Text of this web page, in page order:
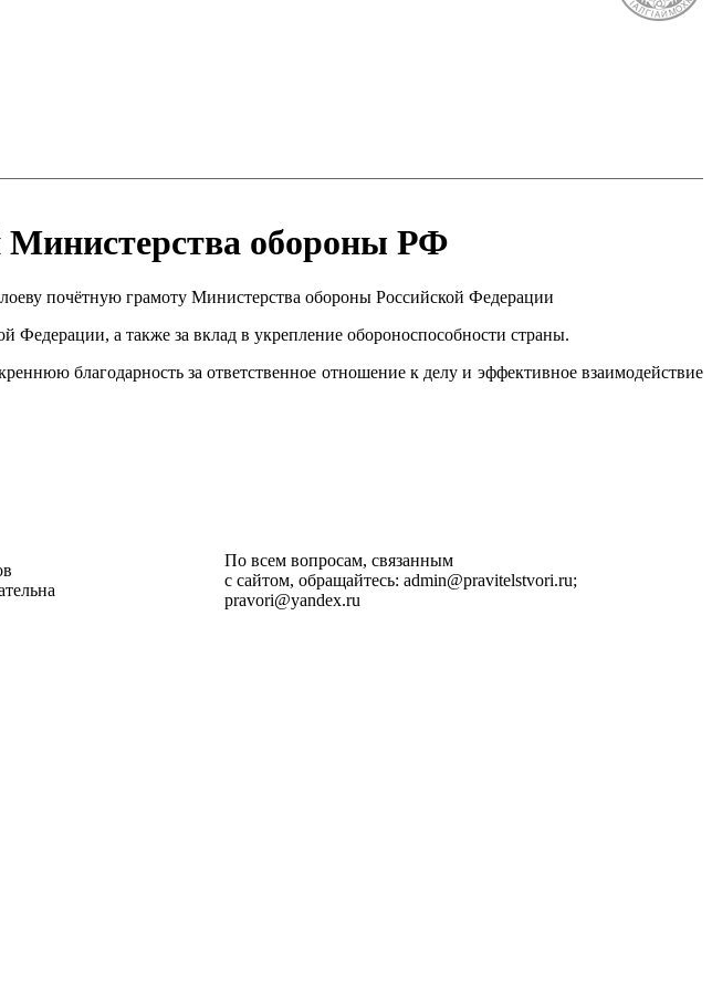
Министерства обороны РФ
почётную грамоту Министерства обороны Российской Федерации
а также за вклад в укрепление обороноспособности страны.
благодарность за ответственное отношение к делу и эффективное взаимодействие
По всем вопросам, связанным
с сайтом, обращайтесь: admin@pravitelstvori.ru;
pravori@yandex.ru